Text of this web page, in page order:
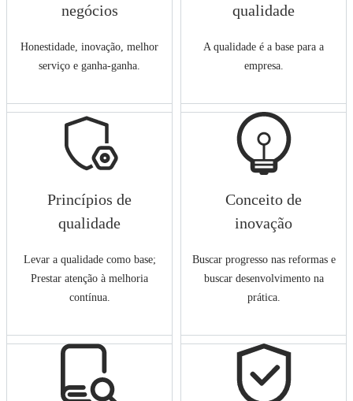
negócios
Honestidade, inovação, melhor
serviço e ganha-ganha.
qualidade
A qualidade é a base para a
empresa.
Princípios de
qualidade
Levar a qualidade como base;
Prestar atenção à melhoria
contínua.
Conceito de
inovação
Buscar progresso nas reformas e
buscar desenvolvimento na
prática.